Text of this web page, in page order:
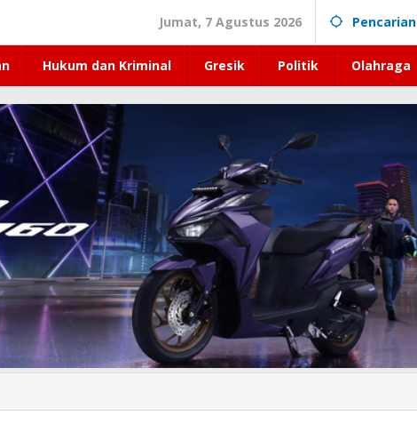
Jumat, 7 Agustus 2026 Pencarian
Hukum dan Kriminal Gresik Politik Olahraga